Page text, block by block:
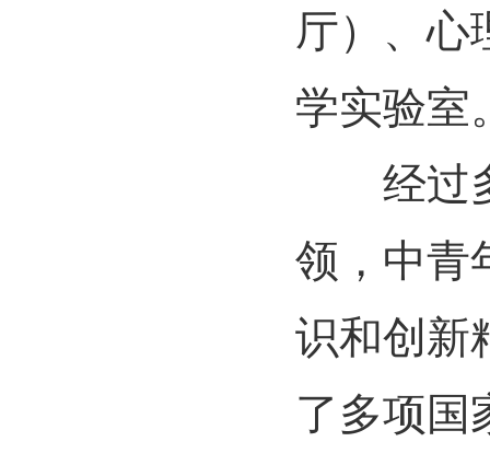
厅）、心
学实验室
经过多
领，中青
识和创新
了多项国